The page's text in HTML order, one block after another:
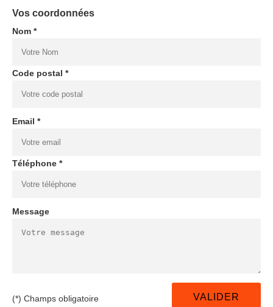
Vos coordonnées
Nom *
Code postal *
Email *
Téléphone *
Message
(*) Champs obligatoire